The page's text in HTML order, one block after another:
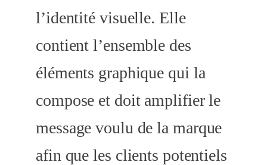
l’identité visuelle. Elle
contient l’ensemble des
éléments graphique qui la
compose et doit amplifier le
message voulu de la marque
afin que les clients potentiels